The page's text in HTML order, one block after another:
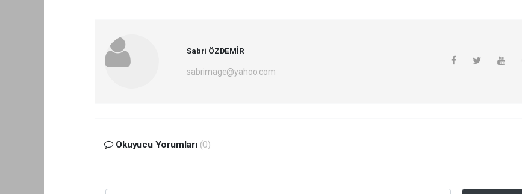
Sabri ÖZDEMİR
sabrimage@yahoo.com
Okuyucu Yorumları (0)